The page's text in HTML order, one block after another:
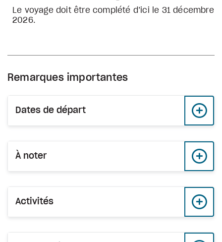
Le voyage doit être complété d’ici le 31 décembre
2026.
Remarques importantes
Dates de départ
À noter
Activités